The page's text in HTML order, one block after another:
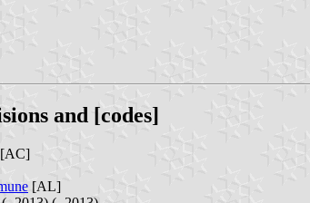
and [codes]
[AC]
[AL]